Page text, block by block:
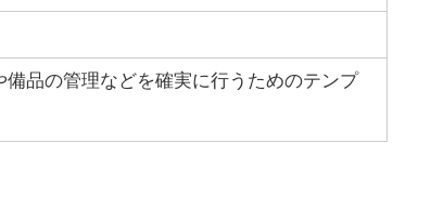
品の管理などを確実に行うためのテンプ